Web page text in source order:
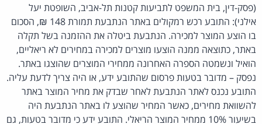
(פסק-דין, בית המשפט לתביעות קטנות תל-אביב, השופטת יעל
אילני): התובע רכש רמקולים באתר הנתבעת תמורת 148 ₪, הסכום
בו הוצע המוצר למכירה. הנתבעת ביטלה את ההזמנה בשל תקלה
באתר, כתוצאה ממנה הוצעו מוצרים למכירה במחירים לא ריאליים,
הואיל ונשמטה הספרה האחרונה ממחירי המוצרים שהוצגו באתר.
נפסק – מדובר בטעות פרסום שהתובע ידע, או היה צריך לדעת עליה.
התובע נכנס לאתר הנתבעת לאחר שבדק את מחיר המוצר באתר
להשוואת מחירים, כאשר המחיר שהוצע לו באתר הנתבעת היה
בשיעור 10% ממחיר המוצר הריאלי. התובע ידע כי מדובר בטעות, גם